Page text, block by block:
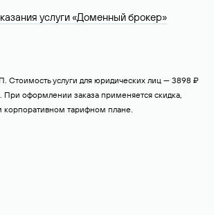
услуги «Доменный брокер»
Стоимость услуги для юридических лиц — 3898 ₽
оформлении заказа применяется скидка,
тарифном плане.